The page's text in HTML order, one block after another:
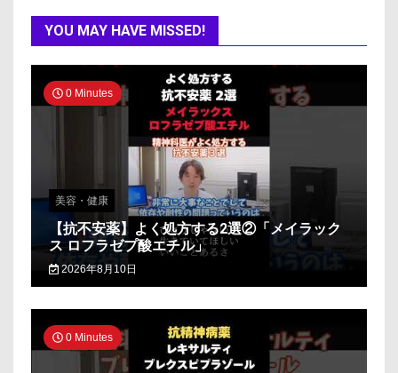
YOU MAY HAVE MISSED!
0 Minutes
美容・健康
【抗不安薬】よく処方する2選②「メイラック
ス ロフラゼプ酸エチル」
2026年8月10日
0 Minutes